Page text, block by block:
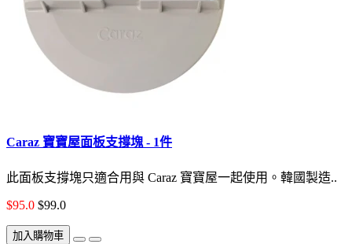
Caraz 寶寶屋面板支撐塊 - 1件
此面板支撐塊只適合用與 Caraz 寶寶屋一起使用。韓國製造..
$95.0 $99.0
加入購物車